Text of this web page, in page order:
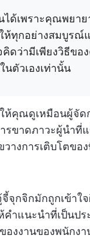
ได้เพราะคุณพยา
ห้ทุกอย่างสมบูรณ์
ดว่ามีเพียงวิธีขอ
นตัวเองเท่านั้น
ห้คุณดูเหมือนผู้จัด
รขาดภาวะผู้นำที่
างการเติบโตข
จุกจิกมักถูกเข้าใ
คำแนะนำที่เป็นป
องงานของพนักงา